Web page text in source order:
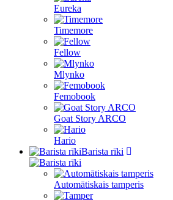
Eureka
Timemore
Fellow
Mlynko
Femobook
Goat Story ARCO
Hario
Barista rīki
Automātiskais tamperis